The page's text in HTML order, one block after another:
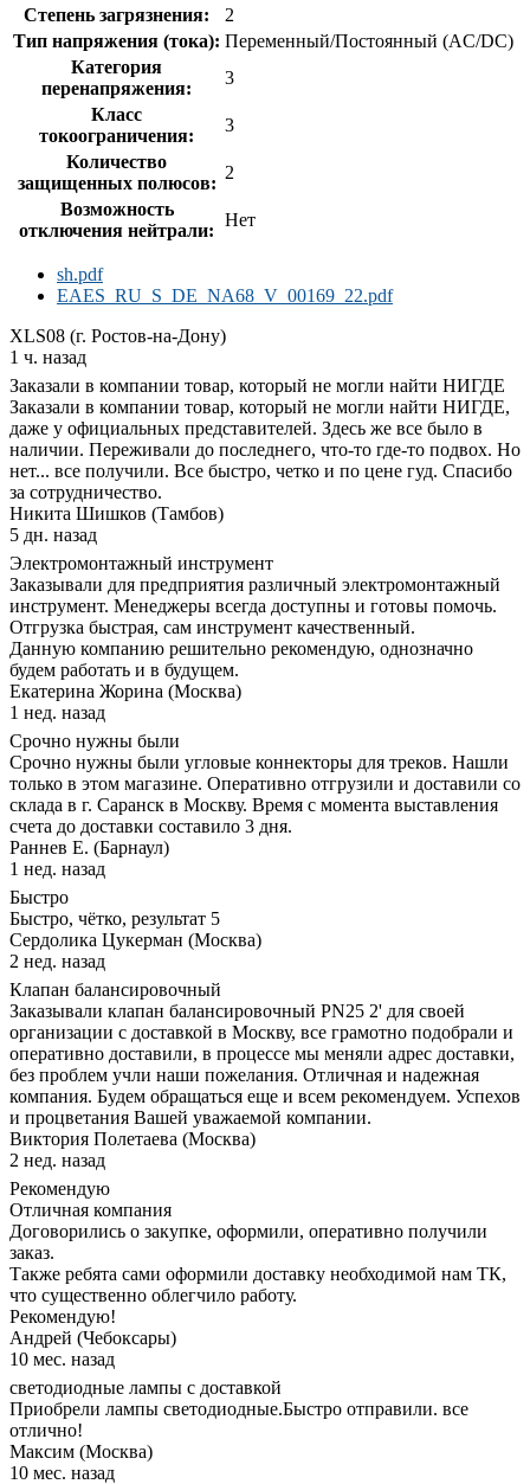
Степень загрязнения:
2
Тип напряжения (тока): Переменный/Постоянный (AC/DC)
Категория
перенапряжения:
3
Класс
токоограничения:
3
Количество
защищенных полюсов:
2
Возможность
отключения нейтрали:
Нет
sh.pdf
EAES_RU_S_DE_NA68_V_00169_22.pdf
XLS08 (г. Ростов-на-Дону)
1 ч. назад
Заказали в компании товар, который не могли найти НИГДЕ
Заказали в компании товар, который не могли найти НИГДЕ,
даже у официальных представителей. Здесь же все было в
наличии. Переживали до последнего, что-то где-то подвох. Но
нет... все получили. Все быстро, четко и по цене гуд. Спасибо
за сотрудничество.
Никита Шишков (Тамбов)
5 дн. назад
Электромонтажный инструмент
Заказывали для предприятия различный электромонтажный
инструмент. Менеджеры всегда доступны и готовы помочь.
Отгрузка быстрая, сам инструмент качественный.
Данную компанию решительно рекомендую, однозначно
будем работать и в будущем.
Екатерина Жорина (Москва)
1 нед. назад
Срочно нужны были
Срочно нужны были угловые коннекторы для треков. Нашли
только в этом магазине. Оперативно отгрузили и доставили со
склада в г. Саранск в Москву. Время с момента выставления
счета до доставки составило 3 дня.
Раннев Е. (Барнаул)
1 нед. назад
Быстро
Быстро, чётко, результат 5
Сердолика Цукерман (Москва)
2 нед. назад
Клапан балансировочный
Заказывали клапан балансировочный PN25 2' для своей
организации с доставкой в Москву, все грамотно подобрали и
оперативно доставили, в процессе мы меняли адрес доставки,
без проблем учли наши пожелания. Отличная и надежная
компания. Будем обращаться еще и всем рекомендуем. Успехов
и процветания Вашей уважаемой компании.
Виктория Полетаева (Москва)
2 нед. назад
Рекомендую
Отличная компания
Договорились о закупке, оформили, оперативно получили
заказ.
Также ребята сами оформили доставку необходимой нам ТК,
что существенно облегчило работу.
Рекомендую!
Андрей (Чебоксары)
10 мес. назад
светодиодные лампы с доставкой
Приобрели лампы светодиодные.Быстро отправили. все
отлично!
Максим (Москва)
10 мес. назад